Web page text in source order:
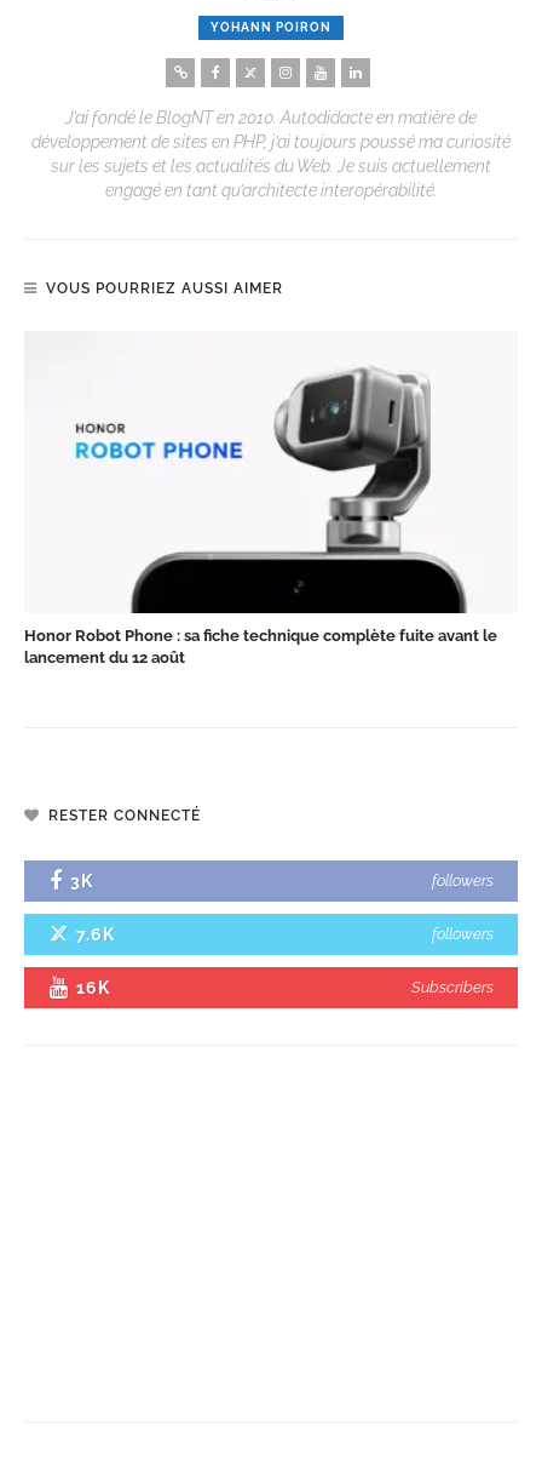
YOHANN POIRON
J’ai fondé le BlogNT en 2010. Autodidacte en matière de
développement de sites en PHP, j’ai toujours poussé ma curiosité
sur les sujets et les actualités du Web. Je suis actuellement
engagé en tant qu’architecte interopérabilité.
VOUS POURRIEZ AUSSI AIMER
Honor Robot Phone : sa fiche technique complète fuite avant le
lancement du 12 août
RESTER CONNECTÉ
3K followers
7.6K followers
16K Subscribers